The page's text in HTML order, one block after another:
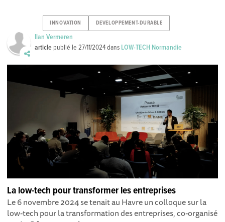
INNOVATION DEVELOPPEMENT-DURABLE
Ilan Vermeren
article publié le27/11/2024dans LOW-TECH Normandie
La low-tech pour transformer les entreprises
Le 6 novembre 2024 se tenait au Havre un colloque sur la
low-tech pour la transformation des entreprises, co-organisé